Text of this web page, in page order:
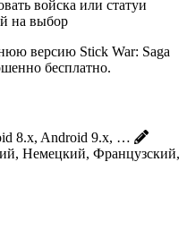
войска или статуи
на выбор
версию Stick War: Saga
бесплатно.
8.x, Android 9.x, …
Немецкий, Французский,